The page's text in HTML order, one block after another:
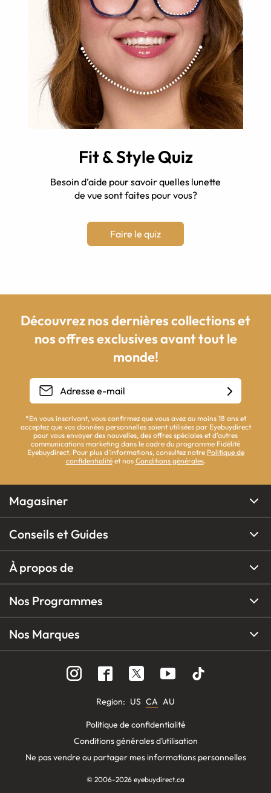
Fit & Style Quiz
Besoin d’aide pour savoir quelles lunette
de vue sont faites pour vous?
Faire le quiz
Découvrez nos dernières collections et
nos offres exclusives avant tout le
monde!
*En vous inscrivant, vous confirmez que vous avez au moins 18 ans et
acceptez que vos données personnelles soient utilisées par Eyebuydirect
pour vous envoyer des nouvelles, des offres spéciales et d'autres
communications marketing dans le cadre du programme Fidélité
Eyebuydirect. Pour plus d'informations, consultez notre Politique de
confidentialitéet nos Conditions générales.
Magasiner
Conseils et Guides
À propos de
Nos Programmes
Nos Marques
Region: US CA AU
Politique de confidentialité
Conditions générales d’utilisation
Ne pas vendre ou partager mes informations personnelles
© 2006-2026 eyebuydirect.ca